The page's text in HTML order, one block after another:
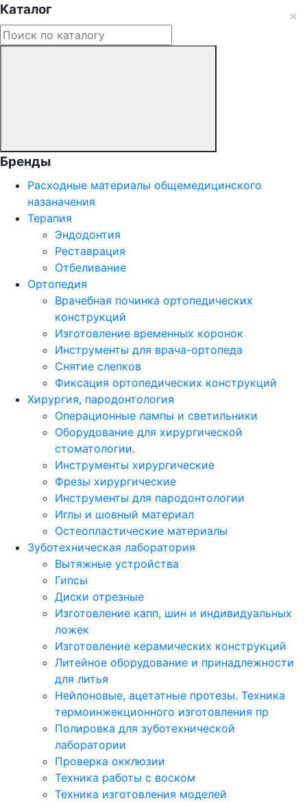
Каталог
Бренды
Расходные материалы общемедицинского
назаначения
Терапия
Эндодонтия
Реставрация
Отбеливание
Ортопедия
Врачебная починка ортопедических
конструкций
Изготовление временных коронок
Инструменты для врача-ортопеда
Снятие слепков
Фиксация ортопедических конструкций
Хирургия, пародонтология
Операционные лампы и светильники
Оборудование для хирургической
стоматологии.
Инструменты хирургические
Фрезы хирургические
Инструменты для пародонтологии
Иглы и шовный материал
Остеопластические материалы
Зуботехническая лаборатория
Вытяжные устройства
Гипсы
Диски отрезные
Изготовление капп, шин и индивидуальных
ложек
Изготовление керамических конструкций
Литейное оборудование и принадлежности
для литья
Нейлоновые, ацетатные протезы. Техника
термоинжекционного изготовления пр
Полировка для зуботехнической
лаборатории
Проверка окклюзии
Техника работы с воском
Техника изготовления моделей